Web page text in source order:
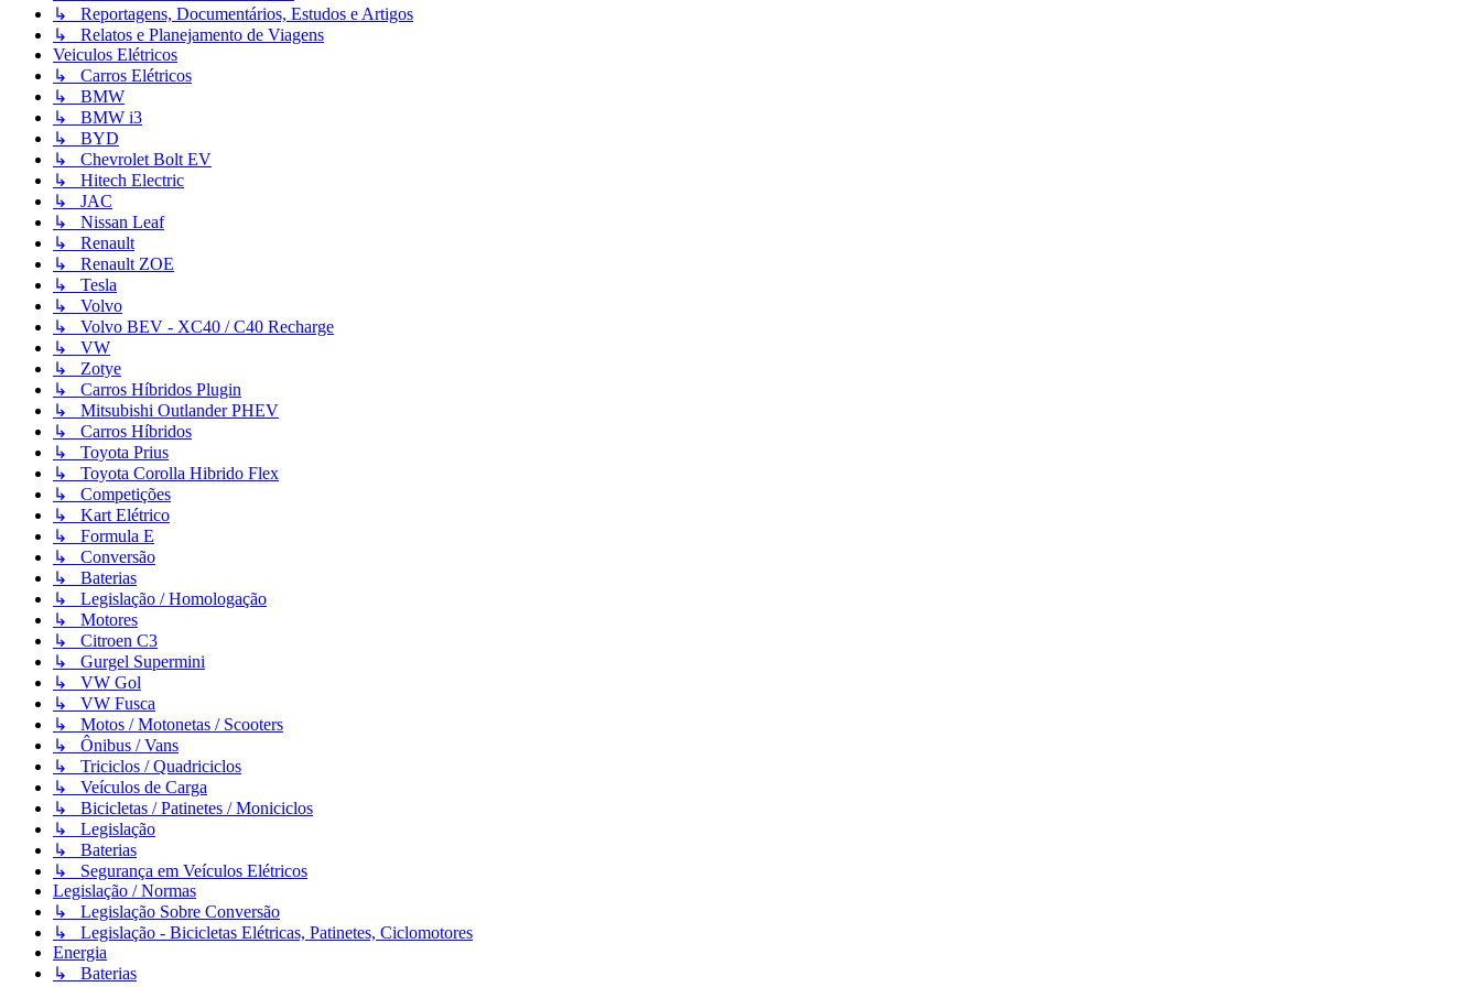
↳ Reportagens, Documentários, Estudos e Artigos
↳ Relatos e Planejamento de Viagens
Veiculos Elétricos
↳ Carros Elétricos
↳ BMW
↳ BMW i3
↳ BYD
↳ Chevrolet Bolt EV
↳ Hitech Electric
↳ JAC
↳ Nissan Leaf
↳ Renault
↳ Renault ZOE
↳ Tesla
↳ Volvo
↳ Volvo BEV - XC40 / C40 Recharge
↳ VW
↳ Zotye
↳ Carros Híbridos Plugin
↳ Mitsubishi Outlander PHEV
↳ Carros Híbridos
↳ Toyota Prius
↳ Toyota Corolla Hibrido Flex
↳ Competições
↳ Kart Elétrico
↳ Formula E
↳ Conversão
↳ Baterias
↳ Legislação / Homologação
↳ Motores
↳ Citroen C3
↳ Gurgel Supermini
↳ VW Gol
↳ VW Fusca
↳ Motos / Motonetas / Scooters
↳ Ônibus / Vans
↳ Triciclos / Quadriciclos
↳ Veículos de Carga
↳ Bicicletas / Patinetes / Moniciclos
↳ Legislação
↳ Baterias
↳ Segurança em Veículos Elétricos
Legislação / Normas
↳ Legislação Sobre Conversão
↳ Legislação - Bicicletas Elétricas, Patinetes, Ciclomotores
Energia
↳ Baterias